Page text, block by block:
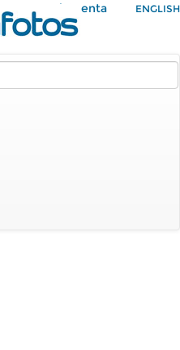
Mi Cuenta ENGLISH